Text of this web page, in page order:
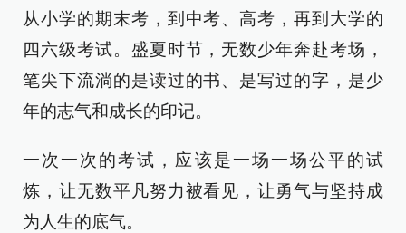
从小学的期末考，到中考、高考，再到大学的
四六级考试。盛夏时节，无数少年奔赴考场，
笔尖下流淌的是读过的书、是写过的字，是少
年的志气和成长的印记。
一次一次的考试，应该是一场一场公平的试
炼，让无数平凡努力被看见，让勇气与坚持成
为人生的底气。